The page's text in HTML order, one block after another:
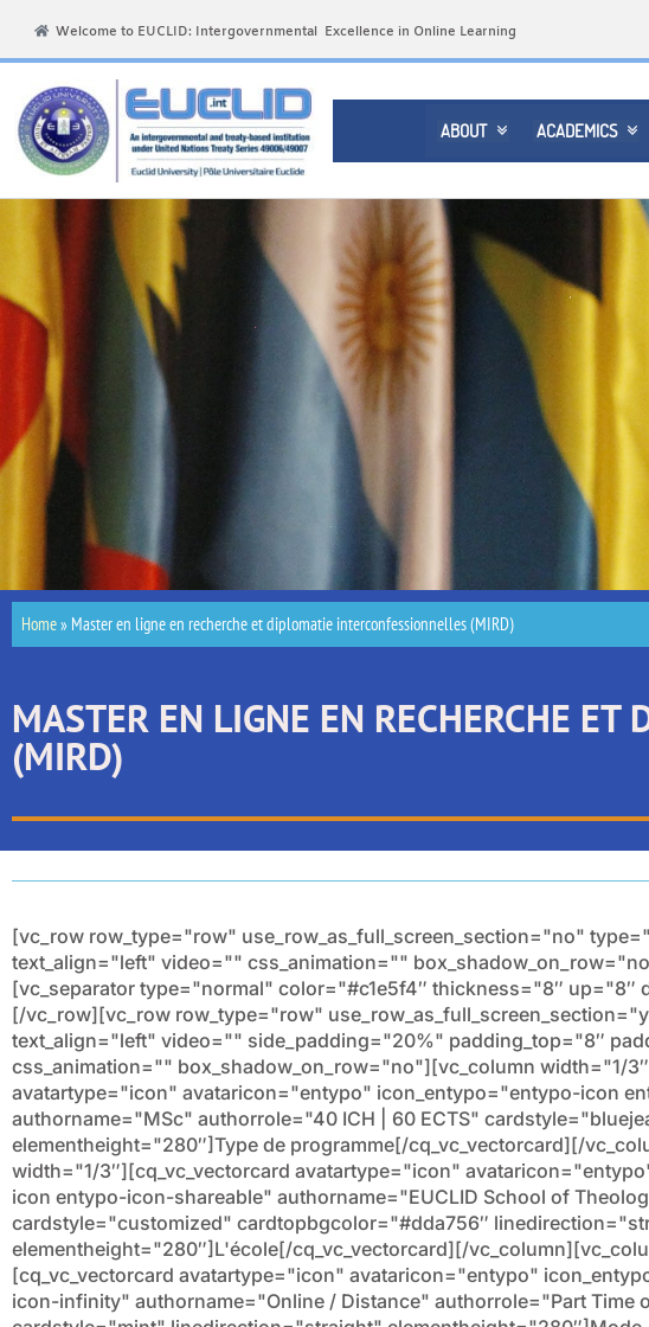
Welcome to EUCLID: Intergovernmental Excellence in Online Learning
ABOUT  ACADEMICS 
Home» Master en ligne en recherche et diplomatie interconfessionnelles (MIRD)
MASTER EN LIGNE EN RECHERCHE ET
(MIRD)
[vc_row row_type="row" use_row_as_full_screen_section="no"
text_align="left" video="" css_animation=""
[vc_separator type="normal" color="#c1e5f4″ thickness="8″ up="8″
[/vc_row][vc_row row_type="row"
text_align="left" video="" side_padding="20%" padding_top="8″
css_animation="" box_shadow_on_row="no"][vc_column width="1/
avatartype="icon" avataricon="entypo" icon_entypo="entypo-icon
authorname="MSc" authorrole="40 ICH | 60 ECTS"
elementheight="280″]Type de programme[/cq_vc_vectorcard][/
width="1/3″][cq_vc_vectorcard avatartype="icon"
icon entypo-icon-shareable" authorname="EUCLID School of
cardstyle="customized" cardtopbgcolor="#dda756″
elementheight="280″]L'école[/cq_vc_vectorcard][/
[cq_vc_vectorcard avatartype="icon" avataricon="entypo"
icon-infinity" authorname="Online / Distance" authorrole="Part Time